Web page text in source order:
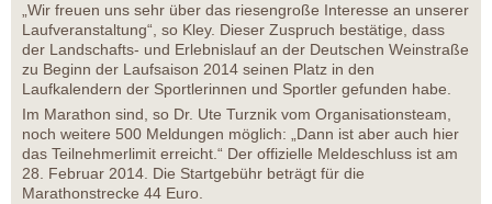
„Wir freuen uns sehr über das riesengroße Interesse an unserer
Laufveranstaltung“, so Kley. Dieser Zuspruch bestätige, dass
der Landschafts- und Erlebnislauf an der Deutschen Weinstraße
zu Beginn der Laufsaison 2014 seinen Platz in den
Laufkalendern der Sportlerinnen und Sportler gefunden habe.
Im Marathon sind, so Dr. Ute Turznik vom Organisationsteam,
noch weitere 500 Meldungen möglich: „Dann ist aber auch hier
das Teilnehmerlimit erreicht.“ Der offizielle Meldeschluss ist am
28. Februar 2014. Die Startgebühr beträgt für die
Marathonstrecke 44 Euro.